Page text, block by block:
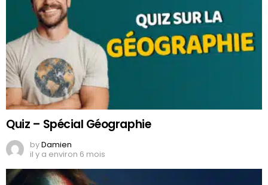
Quiz – Spécial Géographie
byDamien
il y a environ 6 mois